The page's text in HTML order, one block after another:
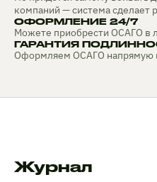
компаний — система сделает
ОФОРМЛЕНИЕ 24/7
Можете приобрести ОСАГО в
ГАРАНТИЯ
Оформляем ОСАГО напрямую
Журнал